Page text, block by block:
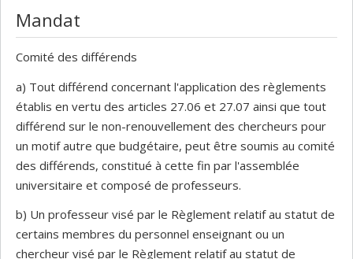
Mandat
Comité des différends
a) Tout différend concernant l'application des règlements
établis en vertu des articles 27.06 et 27.07 ainsi que tout
différend sur le non-renouvellement des chercheurs pour
un motif autre que budgétaire, peut être soumis au comité
des différends, constitué à cette fin par l'assemblée
universitaire et composé de professeurs.
b) Un professeur visé par le Règlement relatif au statut de
certains membres du personnel enseignant ou un
chercheur visé par le Règlement relatif au statut de